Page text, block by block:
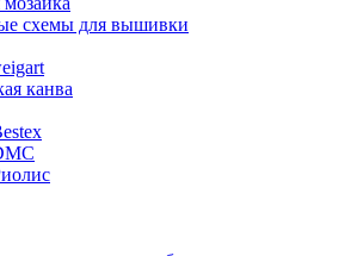
схемы для вышивки
канва